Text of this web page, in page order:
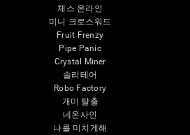
체스 온라인
미니 크로스워드
Fruit Frenzy
Pipe Panic
Crystal Miner
솔리테어
Robo Factory
개미 탈출
네온사인
나를 미치게해